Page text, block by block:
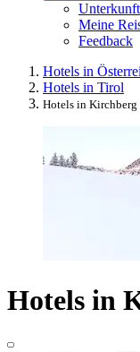
Meine
Feedback
Hotels in
Hotels in Tirol
Hotels in
Hotels in